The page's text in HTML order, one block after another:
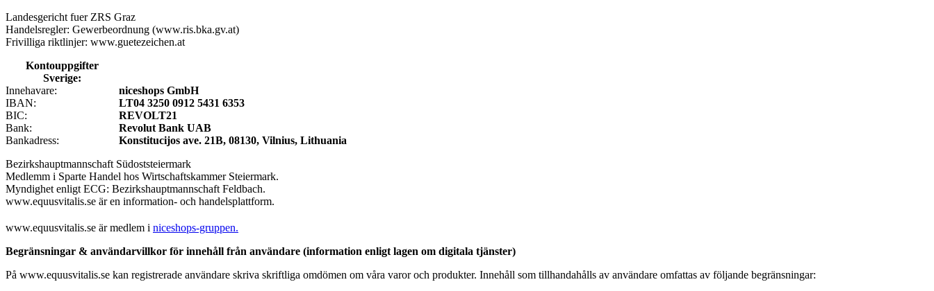
Landesgericht fuer ZRS Graz
Handelsregler: Gewerbeordnung (www.ris.bka.gv.at)
Frivilliga riktlinjer: www.guetezeichen.at
Kontouppgifter
Sverige:
Innehavare:
niceshops GmbH
IBAN:
LT04 3250 0912 5431 6353
BIC:
REVOLT21
Bank:
Revolut Bank UAB
Bankadress:
Konstitucijos ave. 21B, 08130, Vilnius, Lithuania
Bezirkshauptmannschaft Südoststeiermark
Medlemm i Sparte Handel hos Wirtschaftskammer Steiermark.
Myndighet enligt ECG: Bezirkshauptmannschaft Feldbach.
www.equusvitalis.se är en information- och handelsplattform.
www.equusvitalis.se är medlem i niceshops-gruppen.
Begränsningar & användarvillkor för innehåll från användare (information enligt lagen om digitala tjänster)
På www.equusvitalis.se kan registrerade användare skriva skriftliga omdömen om våra varor och produkter. Innehåll som tillhandahålls av användare omfattas av följande begränsningar: